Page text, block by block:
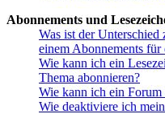
Abonnements und
Was ist der Unterschied
einem Abonnements
Wie kann ich ein
Thema abonnieren?
Wie kann ich ein Forum
Wie deaktiviere ich